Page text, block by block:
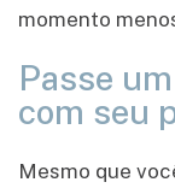
momento
Passe
com seu
Mesmo que